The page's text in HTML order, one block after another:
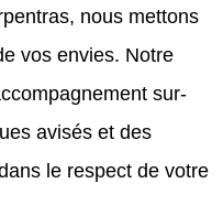
nous mettons
vos envies. Notre
sur-
avisés et des
le respect de votre